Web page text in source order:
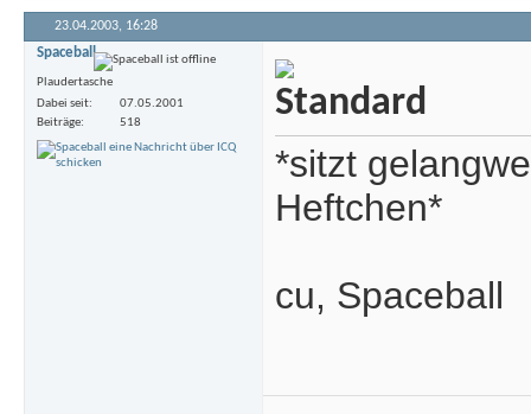
23.04.2003, 16:28
Spaceball
Plaudertasche
Dabei seit
07.05.2001
Beiträge
518
*sitzt
Heftchen*
cu, Spaceball